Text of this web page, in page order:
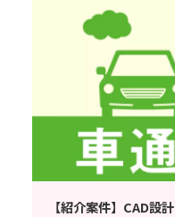
【紹介案件】CAD設